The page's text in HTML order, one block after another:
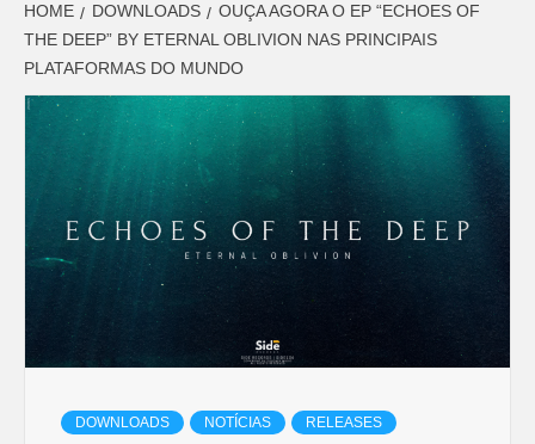
HOME DOWNLOADS
OUÇA AGORA O EP “ECHOES OF
THE DEEP” BY ETERNAL OBLIVION NAS PRINCIPAIS
PLATAFORMAS DO MUNDO
DOWNLOADS NOTÍCIAS RELEASES